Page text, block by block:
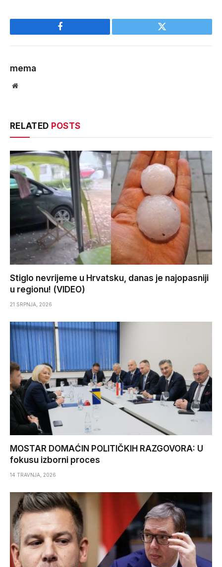
Facebook Twitter
mema
Website
RELATED POSTS
Stiglo nevrijeme u Hrvatsku, danas je najopasniji
u regionu! (VIDEO)
21 SRPNJA, 2026
MOSTAR DOMAĆIN POLITIČKIH RAZGOVORA: U
fokusu izborni proces
14 TRAVNJA, 2026